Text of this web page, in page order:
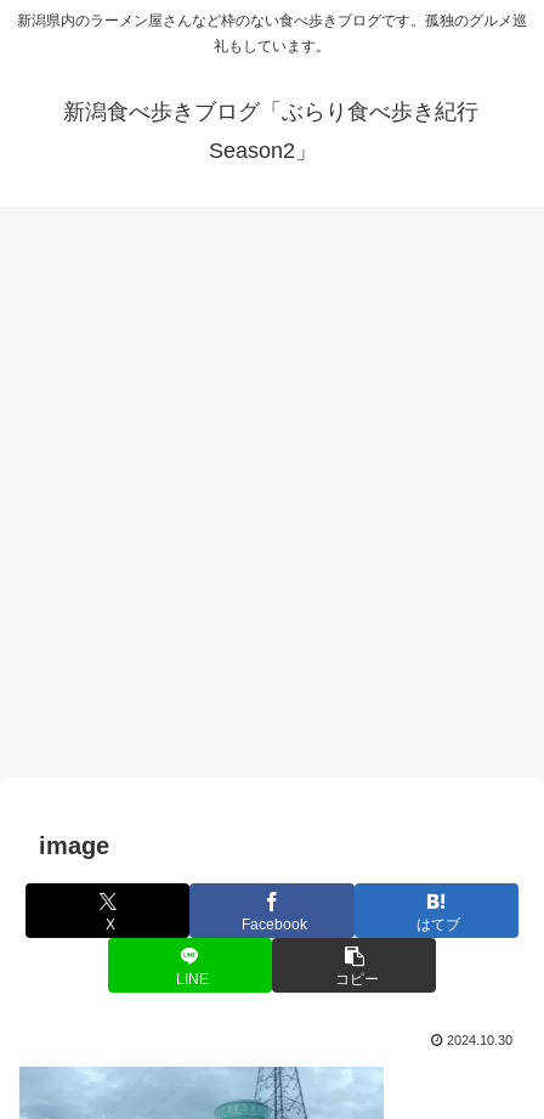
新潟県内のラーメン屋さんなど枠のない食べ歩きブログです。孤独のグルメ巡
礼もしています。
新潟食べ歩きブログ「ぶらり食べ歩き紀行
Season2」
image
X Facebook はてブ
LINE コピー
2024.10.30